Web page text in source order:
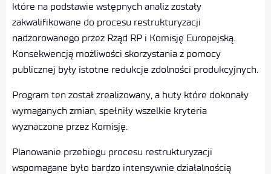
które na podstawie wstępnych analiz zostały
zakwalifikowane do procesu restrukturyzacji
nadzorowanego przez Rząd RP i Komisję Europejską.
Konsekwencją możliwości skorzystania z pomocy
publicznej były istotne redukcje zdolności produkcyjnych.
Program ten został zrealizowany, a huty które dokonały
wymaganych zmian, spełniły wszelkie kryteria
wyznaczone przez Komisję.
Planowanie przebiegu procesu restrukturyzacji
wspomagane było bardzo intensywnie działalnością